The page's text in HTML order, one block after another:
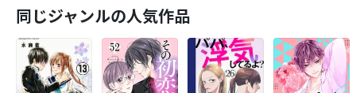
同じジャンルの人気作品